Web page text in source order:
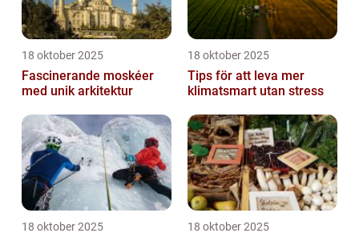
18 oktober 2025
Fascinerande moskéer
med unik arkitektur
18 oktober 2025
Tips för att leva mer
klimatsmart utan stress
18 oktober 2025 18 oktober 2025